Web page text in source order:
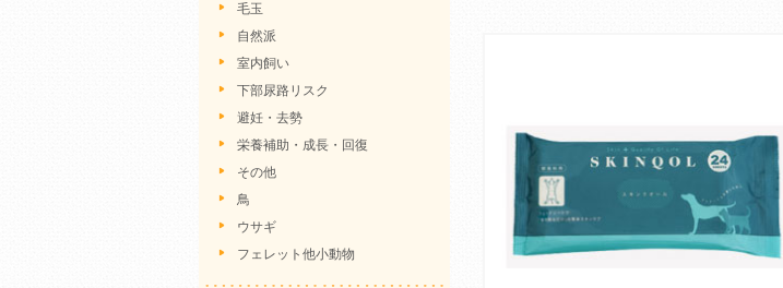
毛玉
自然派
室内飼い
下部尿路リスク
避妊・去勢
栄養補助・成長・回復
その他
鳥
ウサギ
フェレット他小動物